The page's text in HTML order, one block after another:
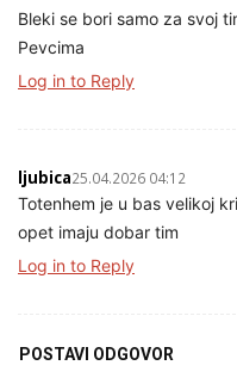
Bleki se bori samo za svoj
Pevcima
Log in to Reply
ljubica25.04.2026 04:12
Totenhem je u bas velikoj
opet imaju dobar tim
Log in to Reply
POSTAVI ODGOVOR